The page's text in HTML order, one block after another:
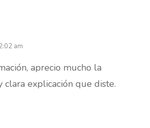
am
aprecio mucho la
explicación que diste.